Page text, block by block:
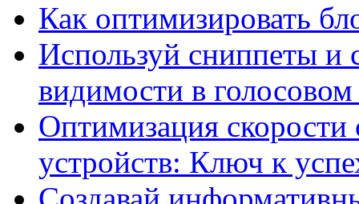
Как оптимизировать
Используй сниппеты и
видимости в
Оптимизация
устройств: Ключ к